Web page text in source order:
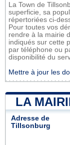
La Town de
superficie, sa
répertoriées ci-
Pour toutes vos
rendre à la mairie
indiqués sur cette
par téléphone ou
disponibilité du
Mettre à jour les
LA
Adresse de
Tillsonburg